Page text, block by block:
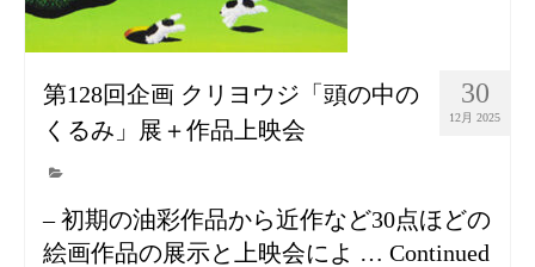
30
12月 2025
第128回企画 クリヨウジ「頭の中の
くるみ」展＋作品上映会
– 初期の油彩作品から近作など30点ほどの
絵画作品の展示と上映会によ … Continued